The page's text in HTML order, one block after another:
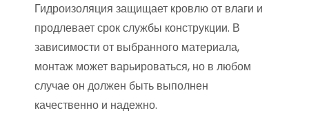
Гидроизоляция защищает кровлю от влаги и
продлевает срок службы конструкции. В
зависимости от выбранного материала,
монтаж может варьироваться, но в любом
случае он должен быть выполнен
качественно и надежно.